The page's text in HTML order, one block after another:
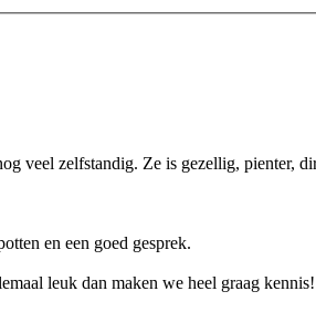
veel zelfstandig. Ze is gezellig, pienter,
en een goed gesprek.
leuk dan maken we heel graag kennis!